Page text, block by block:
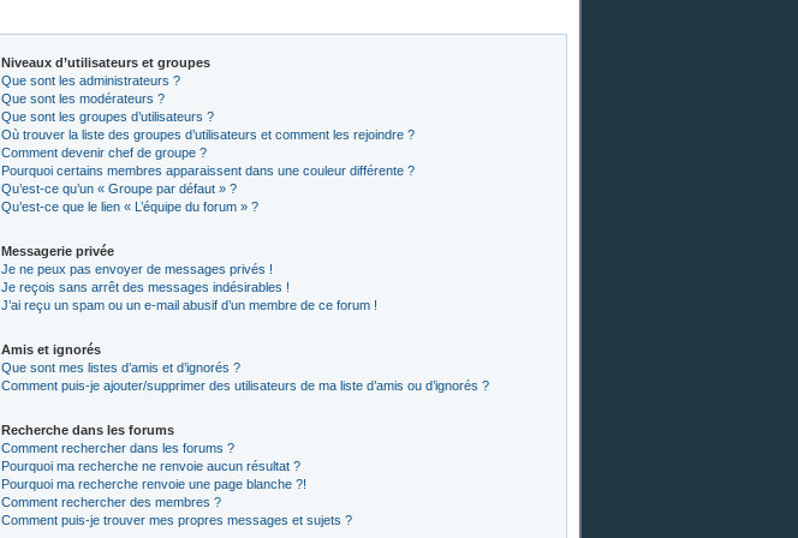
Niveaux d’utilisateurs et groupes
Que sont les administrateurs ?
Que sont les modérateurs ?
Que sont les groupes d’utilisateurs ?
Où trouver la liste des groupes d’utilisateurs et comment les rejoindre ?
Comment devenir chef de groupe ?
Pourquoi certains membres apparaissent dans une couleur différente ?
Qu’est-ce qu’un « Groupe par défaut » ?
Qu’est-ce que le lien « L’équipe du forum » ?
Messagerie privée
Je ne peux pas envoyer de messages privés !
Je reçois sans arrêt des messages indésirables !
J’ai reçu un spam ou un e-mail abusif d’un membre de ce forum !
Amis et ignorés
Que sont mes listes d’amis et d’ignorés ?
Comment puis-je ajouter/supprimer des utilisateurs de ma liste d’amis ou d’ignorés ?
Recherche dans les forums
Comment rechercher dans les forums ?
Pourquoi ma recherche ne renvoie aucun résultat ?
Pourquoi ma recherche renvoie une page blanche ?!
Comment rechercher des membres ?
Comment puis-je trouver mes propres messages et sujets ?